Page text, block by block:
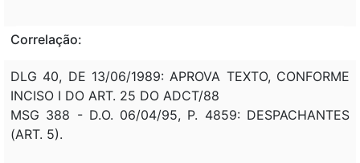
Correlação:
DLG 40, DE 13/06/1989: APROVA TEXTO, CONFORME
INCISO I DO ART. 25 DO ADCT/88
MSG 388 - D.O. 06/04/95, P. 4859: DESPACHANTES
(ART. 5).